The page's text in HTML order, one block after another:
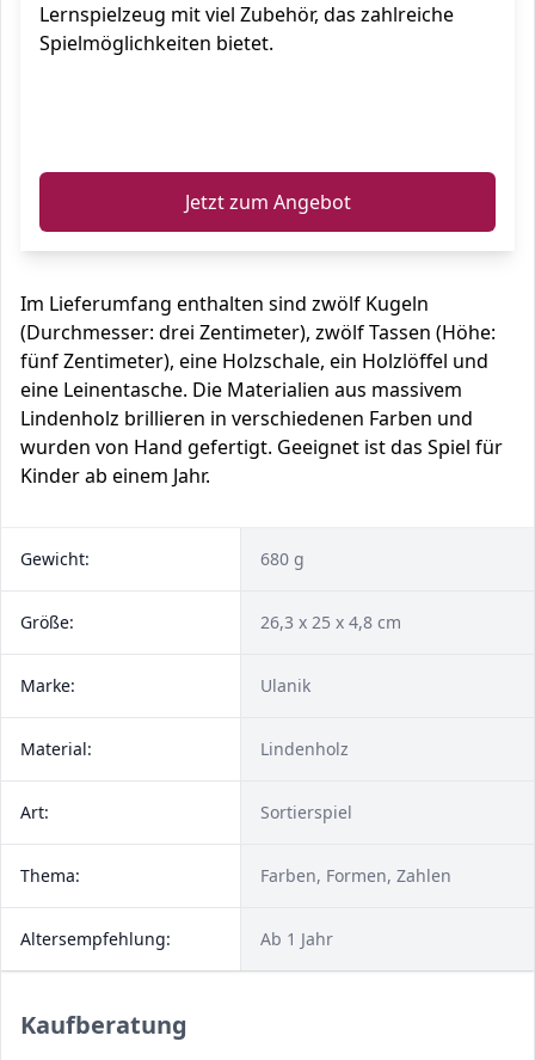
Lernspielzeug mit viel Zubehör, das zahlreiche
Spielmöglichkeiten bietet.
Jetzt zum Angebot
Im Lieferumfang enthalten sind zwölf Kugeln
(Durchmesser: drei Zentimeter), zwölf Tassen (Höhe:
fünf Zentimeter), eine Holzschale, ein Holzlöffel und
eine Leinentasche. Die Materialien aus massivem
Lindenholz brillieren in verschiedenen Farben und
wurden von Hand gefertigt. Geeignet ist das Spiel für
Kinder ab einem Jahr.
Gewicht: 680 g
Größe: ‎26,3 x 25 x 4,8 cm
Marke: Ulanik
Material: Lindenholz
Art: Sortierspiel
Thema: Farben, Formen, Zahlen
Altersempfehlung: Ab 1 Jahr
Kaufberatung